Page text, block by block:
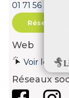
01 71 56 33 65
Réservation
Web
Voir le site
Réseaux